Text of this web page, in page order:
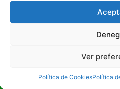
Ver
Política de CookiesPolítica
Últimos